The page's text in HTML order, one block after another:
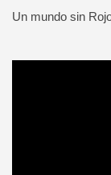
Un mundo sin